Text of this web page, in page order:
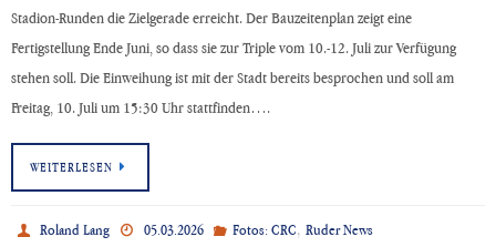
Stadion-Runden die Zielgerade erreicht. Der Bauzeitenplan zeigt eine
Fertigstellung Ende Juni, so dass sie zur Triple vom 10.-12. Juli zur Verfügung
stehen soll. Die Einweihung ist mit der Stadt bereits besprochen und soll am
Freitag, 10. Juli um 15:30 Uhr stattfinden….
WEITERLESEN
Roland Lang 05.03.2026 Fotos: CRC, Ruder News